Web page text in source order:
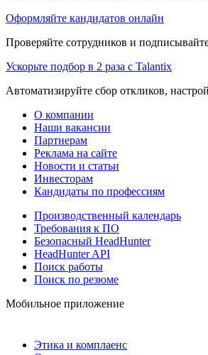
Оформляйте кандидатов онлайн
Проверяйте сотрудников и
Ускорьте подбор в 2 раза с Talantix
Автоматизируйте сбор откликов,
О компании
Наши вакансии
Партнерам
Реклама на сайте
Новости и статьи
Инвесторам
Кандидаты по профессиям
Производственный календарь
Требования к ПО
Безопасный HeadHunter
HeadHunter API
Поиск работы
Поиск по резюме
Мобильное приложение
Этика и комплаенс